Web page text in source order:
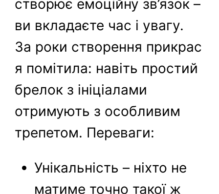
створює емоційну зв’язок –
ви вкладаєте час і увагу.
За роки створення прикрас
я помітила: навіть простий
брелок з ініціалами
отримують з особливим
трепетом. Переваги:
Унікальність – ніхто не
матиме точно такої ж